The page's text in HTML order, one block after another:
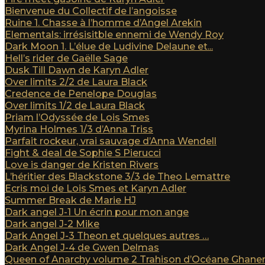
Bienvenue du Collectif de l’angoisse
Ruine 1. Chasse à l’homme d’Angel Arekin
Elementals: irrésisitble ennemi de Wendy Roy
Dark Moon 1. L’élue de Ludivine Delaune et...
Hell’s rider de Gaëlle Sage
Dusk Till Dawn de Karyn Adler
Over limits 2/2 de Laura Black
Credence de Penelope Douglas
Over limits 1/2 de Laura Black
Priam l’Odyssée de Lois Smes
Myrina Holmes 1/3 d’Anna Triss
Parfait rockeur, vrai sauvage d’Anna Wendell
Fight & deal de Sophie S Pierucci
Love is danger de Kristen Rivers
L’héritier des Blackstone 3/3 de Theo Lemattre
Ecris moi de Lois Smes et Karyn Adler
Summer Break de Marie HJ
Dark angel J-1 Un écrin pour mon ange
Dark angel J-2 Mike
Dark Angel J-3 Theon et quelques autres …
Dark Angel J-4 de Gwen Delmas
Queen of Anarchy volume 2 Trahison d’Océane